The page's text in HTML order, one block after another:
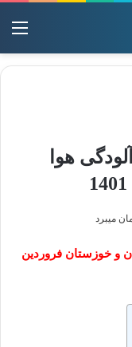
هوا
و خوزستان فروردین